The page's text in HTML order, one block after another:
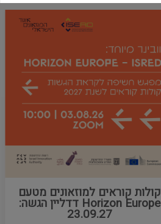
קולות קוראים למוזאונים מטעם
Horizon Europe דדליין הגשה:
23.09.27